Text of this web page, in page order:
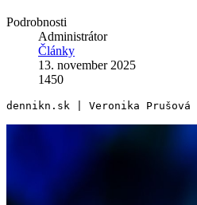
Podrobnosti
Administrátor
Články
13. november 2025
1450
dennikn.sk | Veronika Prušová